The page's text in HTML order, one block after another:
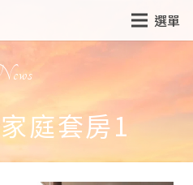
選單
庭套房1